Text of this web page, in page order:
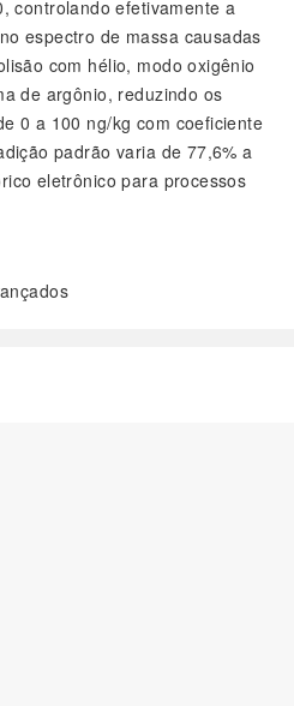
controlando efetivamente a
espectro de massa causadas
com hélio, modo oxigênio
de argônio, reduzindo os
0 a 100 ng/kg com coeficiente
padrão varia de 77,6% a
eletrônico para processos